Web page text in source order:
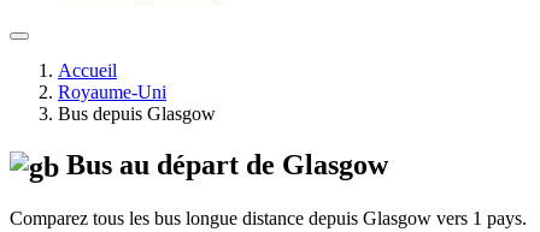
Accueil
Royaume-Uni
Bus depuis Glasgow
Bus au départ de Glasgow
Comparez tous les bus longue distance depuis Glasgow vers 1 pays.